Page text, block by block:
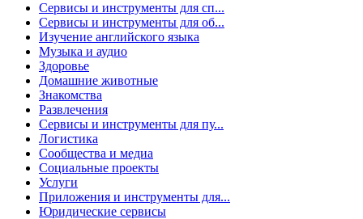
Сервисы и инструменты для сп...
Сервисы и инструменты для об...
Изучение английского языка
Музыка и аудио
Здоровье
Домашние животные
Знакомства
Развлечения
Сервисы и инструменты для пу...
Логистика
Сообщества и медиа
Социальные проекты
Услуги
Приложения и инструменты для...
Юридические сервисы